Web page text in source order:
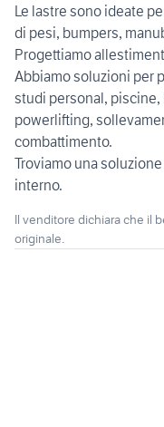
Le lastre sono ideate
di pesi, bumpers,
Progettiamo
Abbiamo soluzioni per
studi personal,
powerlifting,
combattimento.
Troviamo una
interno.
Il venditore dichiara che il
originale.